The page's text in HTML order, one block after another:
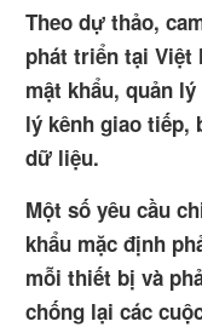
Theo dự thảo,
phát triển tại Việt
mật khẩu, quản
lý kênh giao tiếp,
dữ liệu.
Một số yêu cầu
khẩu mặc định
mỗi thiết bị và
chống lại các